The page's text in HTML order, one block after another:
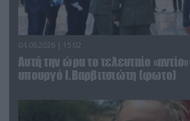
04.08.2026 | 15:02
Αυτή την ώρα το τελευταίο
υπουργό Ι.Βαρβιτσιώτη (φωτο)